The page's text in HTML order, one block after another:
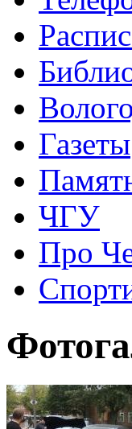
Газеты
ЧГУ
Про